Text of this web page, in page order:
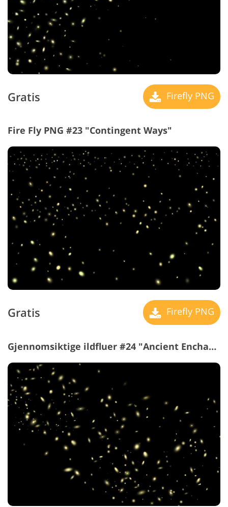
Gratis Firefly PNG
Fire Fly PNG #23 "Contingent Ways"
Gratis Firefly PNG
Gjennomsiktige ildfluer #24 "Ancient Enchantments"